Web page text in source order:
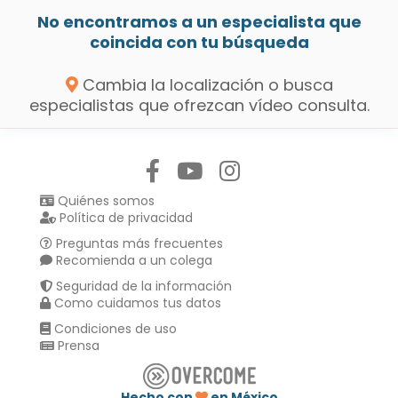
No encontramos a un especialista que
coincida con tu búsqueda
Cambia la localización o busca
especialistas que ofrezcan vídeo consulta.
Quiénes somos
Política de privacidad
Preguntas más frecuentes
Recomienda a un colega
Seguridad de la información
Como cuidamos tus datos
Condiciones de uso
Prensa